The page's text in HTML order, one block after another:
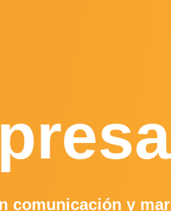
comunicación y